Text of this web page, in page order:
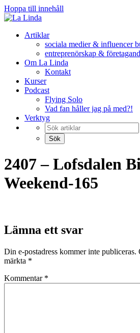
Hoppa till innehåll
Artiklar
sociala medier & influencer
entreprenörskap &
Om La Linda
Kontakt
Kurser
Podcast
Flying Solo
Vad fan håller jag på med?!
Verktyg
2407 – Lofsdalen
Weekend-165
Lämna ett svar
Din e-postadress kommer inte publiceras.
märkta *
Kommentar *